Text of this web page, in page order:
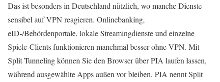
Das ist besonders in Deutschland nützlich, wo manche Dienste
sensibel auf VPN reagieren. Onlinebanking,
eID‑/Behördenportale, lokale Streamingdienste und einzelne
Spiele‑Clients funktionieren manchmal besser ohne VPN. Mit
Split Tunneling können Sie den Browser über PIA laufen lassen,
während ausgewählte Apps außen vor bleiben. PIA nennt Split